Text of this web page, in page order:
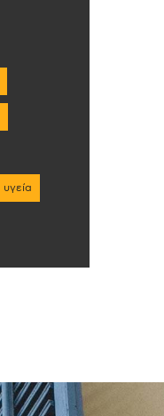
υγεία